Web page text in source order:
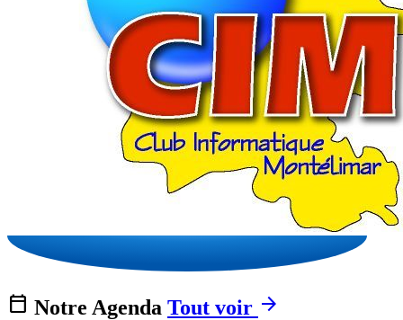
calendar_today Notre Agenda Tout voir arrow_forward